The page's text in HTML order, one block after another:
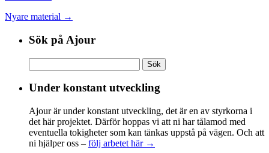
Nyare material →
Sök på Ajour
efter:
Under konstant utveckling
Ajour är under konstant utveckling, det är en av styrkorna i
det här projektet. Därför hoppas vi att ni har tålamod med
eventuella tokigheter som kan tänkas uppstå på vägen. Och att
ni hjälper oss – följ arbetet här →